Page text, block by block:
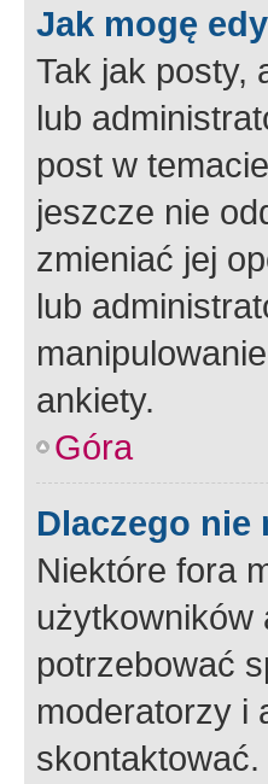
Jak mogę
Tak jak posty,
lub
post w
jeszcze nie
zmieniać jej
lub
ankiety.
Góra
Dlaczego
Niektóre fora
użytkowników
potrzebować
moderatorzy i
skontaktować.